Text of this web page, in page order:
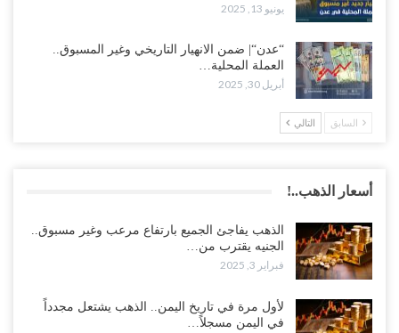
يونيو 13, 2025
“عدن“| ضمن الانهيار التاريخي وغير المسبوق..
العملة المحلية…
أبريل 30, 2025
السابق التالي
أسعار الذهب..!
الذهب يفاجئ الجميع بارتفاع مرعب وغير مسبوق..
الجنيه يقترب من…
فبراير 3, 2025
لأول مرة في تاريخ اليمن.. الذهب يشتعل مجدداً
في اليمن مسجلاً…